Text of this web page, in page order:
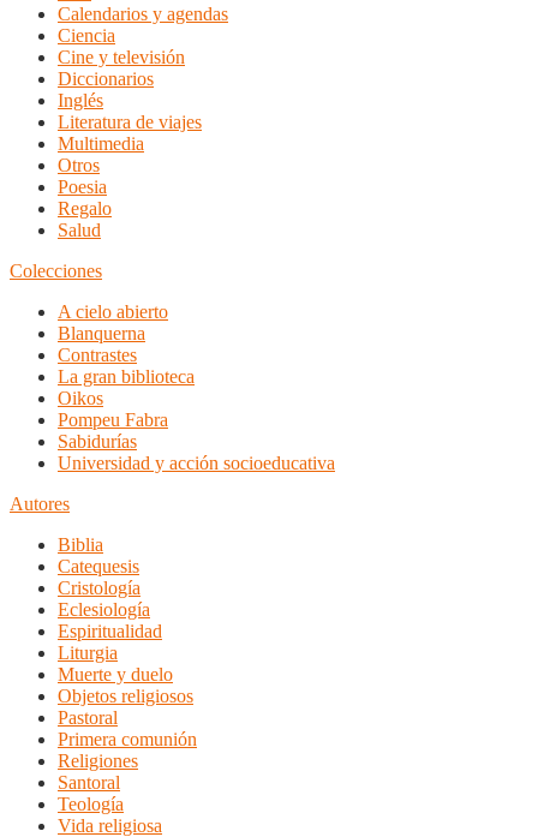
Calendarios y agendas
Ciencia
Cine y televisión
Diccionarios
Inglés
Literatura de viajes
Multimedia
Otros
Poesia
Regalo
Salud
Colecciones
A cielo abierto
Blanquerna
Contrastes
La gran biblioteca
Oikos
Pompeu Fabra
Sabidurías
Universidad y acción socioeducativa
Autores
Biblia
Catequesis
Cristología
Eclesiología
Espiritualidad
Liturgia
Muerte y duelo
Objetos religiosos
Pastoral
Primera comunión
Religiones
Santoral
Teología
Vida religiosa